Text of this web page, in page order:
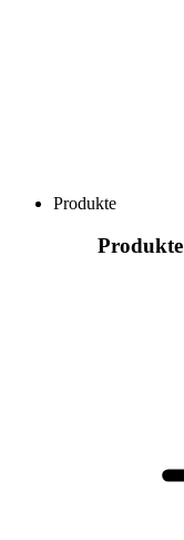
Produkte
Produkte